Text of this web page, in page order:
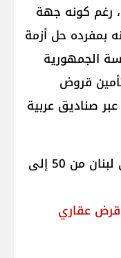
رغم كونه جهة
“لا يمكنه بمفرده حل أزمة
الجمهورية
قروض
صناديق عربية
حاجة إلى 20 ألف قرض عقاري